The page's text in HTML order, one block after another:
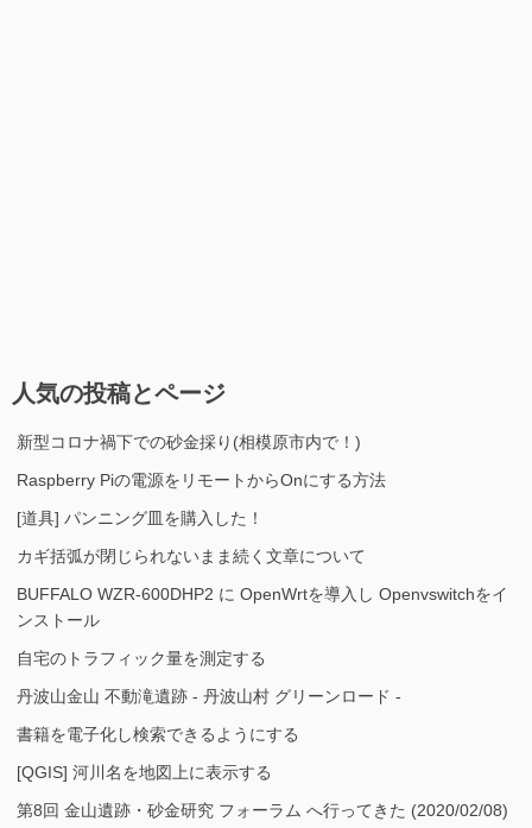
人気の投稿とページ
新型コロナ禍下での砂金採り(相模原市内で！)
Raspberry Piの電源をリモートからOnにする方法
[道具] パンニング皿を購入した！
カギ括弧が閉じられないまま続く文章について
BUFFALO WZR-600DHP2 に OpenWrtを導入し Openvswitchをイ
ンストール
自宅のトラフィック量を測定する
丹波山金山 不動滝遺跡 - 丹波山村 グリーンロード -
書籍を電子化し検索できるようにする
[QGIS] 河川名を地図上に表示する
第8回 金山遺跡・砂金研究 フォーラム へ行ってきた (2020/02/08)